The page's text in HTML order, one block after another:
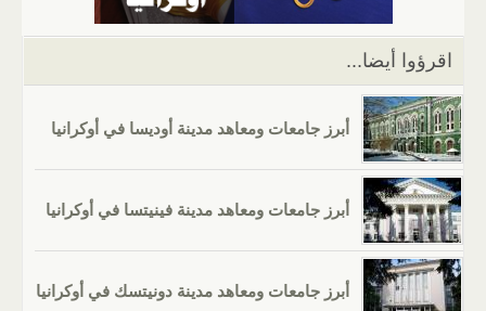
اقرؤوا أيضا...
أبرز جامعات ومعاهد مدينة أوديسا في أوكرانيا
أبرز جامعات ومعاهد مدينة فينيتسا في أوكرانيا
أبرز جامعات ومعاهد مدينة دونيتسك في أوكرانيا